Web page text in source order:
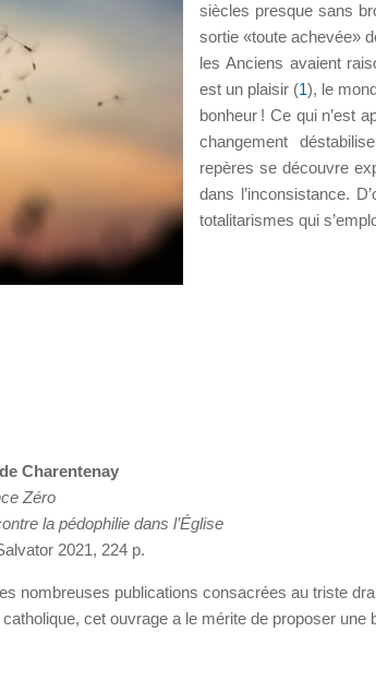
siècles presque sans
sortie «toute achevée»
les Anciens avaient
est un plaisir (1), le
bonheur ! Ce qui n’est
changement
repères se découvre
dans l’inconsistance.
totalitarismes qui
Charentenay
Zéro
la pédophilie dans l’Église
2021, 224 p.
nombreuses publications consacrées au triste
catholique, cet ouvrage a le mérite de proposer